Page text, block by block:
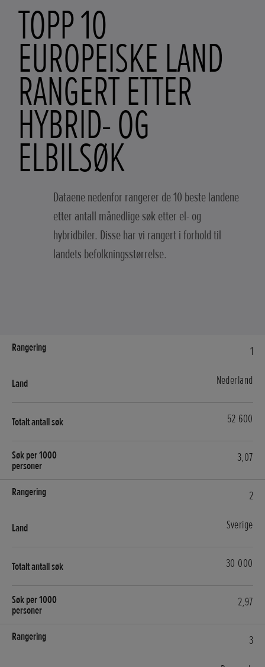
TOPP 10
EUROPEISKE LAND
RANGERT ETTER
HYBRID- OG
ELBILSØK
Dataene nedenfor rangerer de 10 beste landene
etter antall månedlige søk etter el- og
hybridbiler. Disse har vi rangert i forhold til
landets befolkningsstørrelse.
1
Nederland
52 600
3,07
2
Sverige
30 000
2,97
3